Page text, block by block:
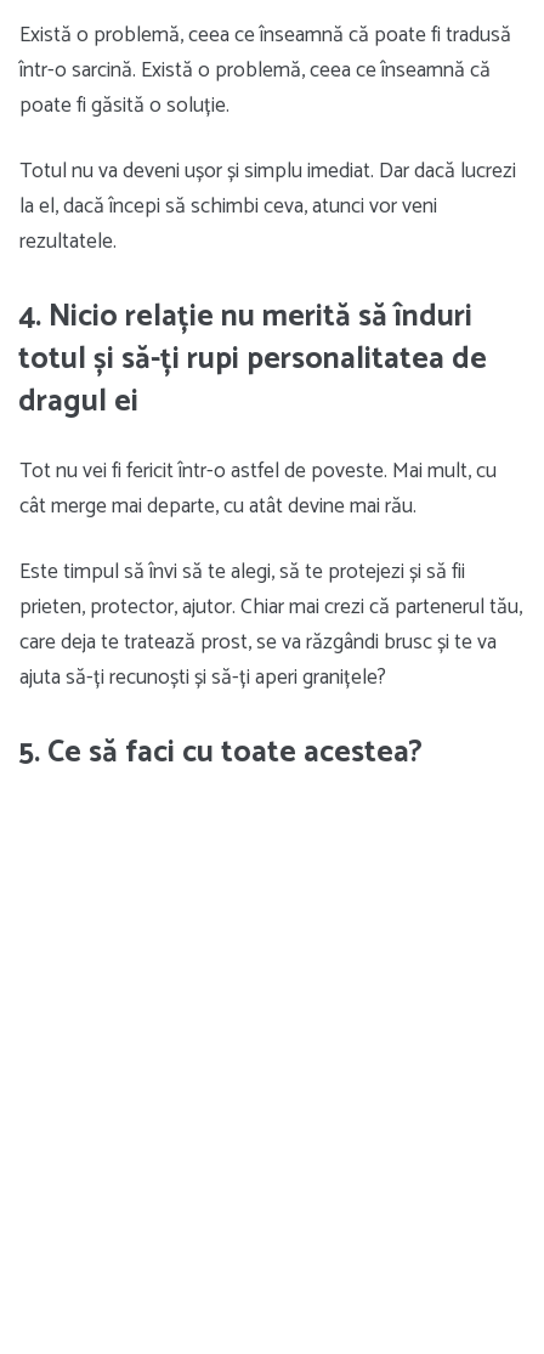
Există o problemă, ceea ce înseamnă că poate fi tradusă
într-o sarcină. Există o problemă, ceea ce înseamnă că
poate fi găsită o soluție.
Totul nu va deveni ușor și simplu imediat. Dar dacă lucrezi
la el, dacă începi să schimbi ceva, atunci vor veni
rezultatele.
4. Nicio relație nu merită să înduri
totul și să-ți rupi personalitatea de
dragul ei
Tot nu vei fi fericit într-o astfel de poveste. Mai mult, cu
cât merge mai departe, cu atât devine mai rău.
Este timpul să învi să te alegi, să te protejezi și să fii
prieten, protector, ajutor. Chiar mai crezi că partenerul tău,
care deja te tratează prost, se va răzgândi brusc și te va
ajuta să-ți recunoști și să-ți aperi granițele?
5. Ce să faci cu toate acestea?